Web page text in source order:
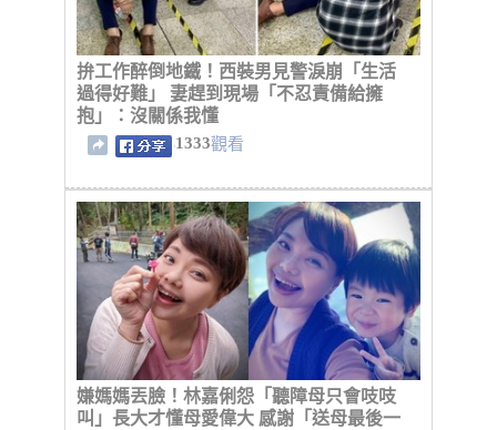
拚工作醉倒地鐵！西裝男見警淚崩「生活
過得好難」 妻趕到現場「不忍責備給擁
抱」：沒關係我懂
1333觀看
嫌媽媽丟臉！林嘉俐怨「聽障母只會吱吱
叫」長大才懂母愛偉大 感謝「送母最後一